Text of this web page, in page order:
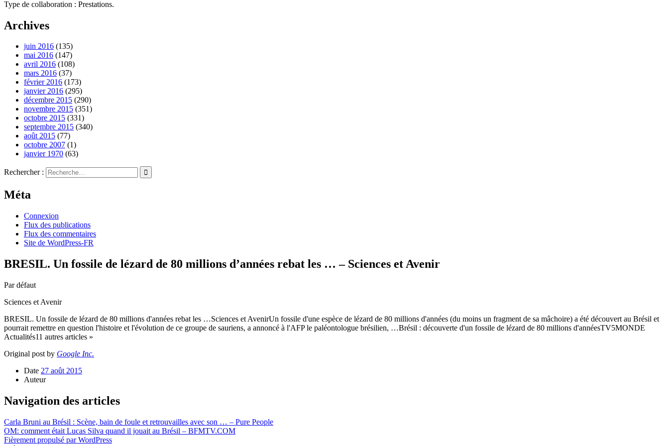
Type de collaboration : Prestations.
Archives
juin 2016 (135)
mai 2016 (147)
avril 2016 (108)
mars 2016 (37)
février 2016 (173)
janvier 2016 (295)
décembre 2015 (290)
novembre 2015 (351)
octobre 2015 (331)
septembre 2015 (340)
août 2015 (77)
octobre 2007 (1)
janvier 1970 (63)
Rechercher :
Méta
Connexion
Flux des publications
Flux des commentaires
Site de WordPress-FR
BRESIL. Un fossile de lézard de 80 millions d’années rebat les … – Sciences et Avenir
Par défaut
Sciences et Avenir
BRESIL. Un fossile de lézard de 80 millions d'années rebat les …Sciences et AvenirUn fossile d'une espèce de lézard de 80 millions d'années (du moins un fragment de sa mâchoire) a été découvert au Brésil et
pourrait remettre en question l'histoire et l'évolution de ce groupe de sauriens, a annoncé à l'AFP le paléontologue brésilien, …Brésil : découverte d'un fossile de lézard de 80 millions d'annéesTV5MONDE
Actualités11 autres articles »
Original post by Google Inc.
Date 27 août 2015
Auteur
Navigation des articles
Carla Bruni au Brésil : Scène, bain de foule et retrouvailles avec son … – Pure People
OM: comment était Lucas Silva quand il jouait au Brésil – BFMTV.COM
Fièrement propulsé par WordPress